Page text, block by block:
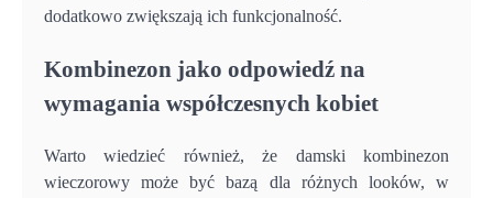
dodatkowo zwiększają ich funkcjonalność.
Kombinezon jako odpowiedź na
wymagania współczesnych kobiet
Warto wiedzieć również, że damski kombinezon
wieczorowy może być bazą dla różnych looków, w